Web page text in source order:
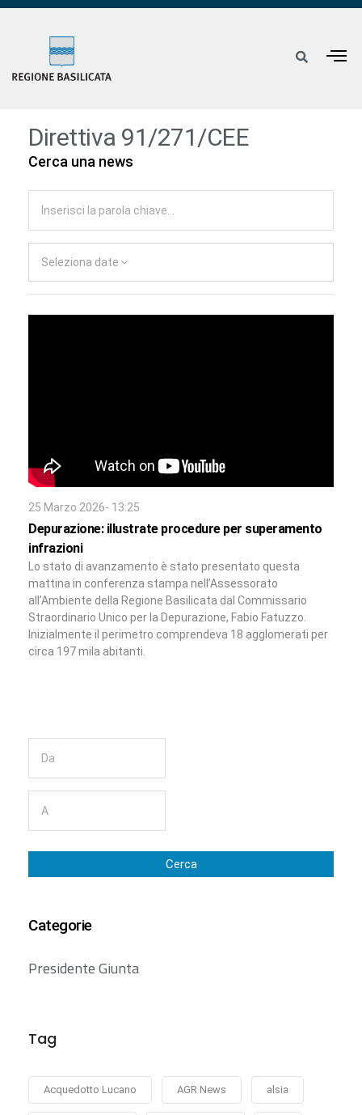
Direttiva 91/271/CEE
Cerca una news
Seleziona date
25 Marzo 2026- 13:25
Depurazione: illustrate procedure per superamento
infrazioni
Lo stato di avanzamento è stato presentato questa
mattina in conferenza stampa nell’Assessorato
all’Ambiente della Regione Basilicata dal Commissario
Straordinario Unico per la Depurazione, Fabio Fatuzzo.
Inizialmente il perimetro comprendeva 18 agglomerati per
circa 197 mila abitanti.
Cerca
Categorie
Presidente Giunta
Tag
Acquedotto Lucano AGR News alsia